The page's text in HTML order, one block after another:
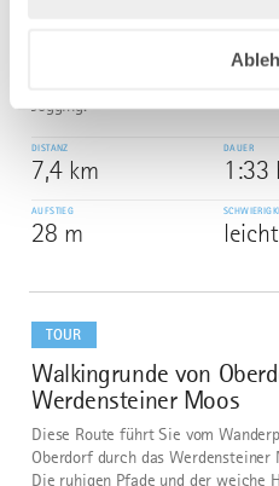
herrlichen Ausblicken auf Seen und
Jogging.
DISTANZ
7,4 km
DAUER
1:33
AUFSTIEG
28 m leicht
TOUR
7
Walkingrunde von
Werdensteiner Moos
Diese Route führt Sie vom
Oberdorf durch das Werdensteiner
Die ruhigen Pfade und der weiche
dazu